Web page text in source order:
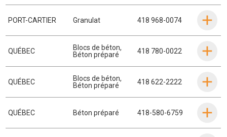
PORT-CARTIER Granulat 418 968-0074
QUÉBEC Blocs de béton,
Béton préparé
418 780-0022
QUÉBEC Blocs de béton,
Béton préparé
418 622-2222
QUÉBEC Béton préparé 418-580-6759